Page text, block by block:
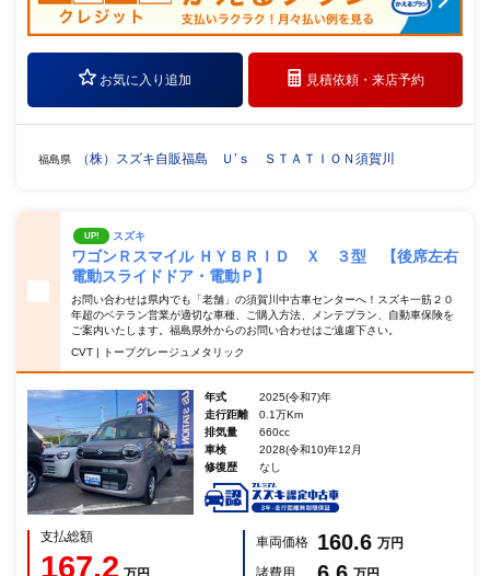
お気に入り追加 見積依頼・来店予約
福島県 （株）スズキ自販福島 Ｕ’ｓ ＳＴＡＴＩＯＮ須賀川
UP! スズキ
ワゴンＲスマイル ＨＹＢＲＩＤ Ｘ ３型 【後席左右
電動スライドドア・電動Ｐ】
お問い合わせは県内でも「老舗」の須賀川中古車センターへ！スズキ一筋２０
年超のベテラン営業が適切な車種、ご購入方法、メンテプラン、自動車保険を
ご案内いたします。福島県外からのお問い合わせはご遠慮下さい。
CVT | トープグレージュメタリック
年式
2025(令和7)年
走行距離
0.1万Km
排気量
660cc
車検
2028(令和10)年12月
修復歴
なし
支払総額
167.2
車両価格 160.6 万円